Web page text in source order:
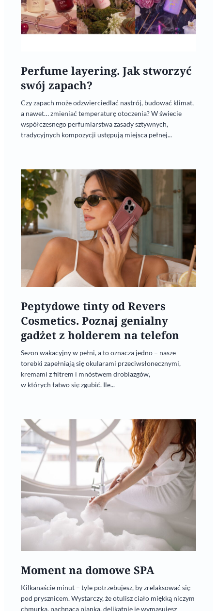
Perfume layering. Jak stworzyć
swój zapach?
Czy zapach może odzwierciedlać nastrój, budować klimat,
a nawet… zmieniać temperaturę otoczenia? W świecie
współczesnego perfumiarstwa zasady sztywnych,
tradycyjnych kompozycji ustępują miejsca pełnej...
Peptydowe tinty od Revers
Cosmetics. Poznaj genialny
gadżet z holderem na telefon
Sezon wakacyjny w pełni, a to oznacza jedno – nasze
torebki zapełniają się okularami przeciwsłonecznymi,
kremami z filtrem i mnóstwem drobiazgów,
w których łatwo się zgubić. Ile...
Moment na domowe SPA
Kilkanaście minut – tyle potrzebujesz, by zrelaksować się
pod prysznicem. Wystarczy, że otulisz ciało miękką niczym
chmurka, pachnącą pianką, delikatnie je wymasujesz